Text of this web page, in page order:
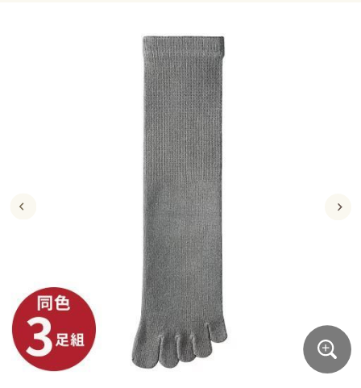
ジュニア・ティーンズ下着
キッチン・雑貨・日用品
寝具・インテリア・家具
寝具・インテリア・家具通販すべて
カーテン・ラグ・ファブリック
美容・健康・サプリメント
ジュニア・ティーンズ下着
大きいサイズ レディース服
大きいサイズ レディース下着
大きいサイズ メンズ
シークレットセール
商品カテゴリ一覧
カタログ
ジュニア・ティーンズ下着
キッチン・雑貨・日用品
寝具・インテリア・家具通販すべて
カーテン・ラグ・ファブリック
美容・健康・サプリメント
ジュニア・ティーンズ下着
大きいサイズ通販すべて
大きいサイズ レディース服
大きいサイズ レディース下着
大きいサイズ メンズ
大きいサイズ 事務・制服
カタログ
カタログ・チラシからのご注文